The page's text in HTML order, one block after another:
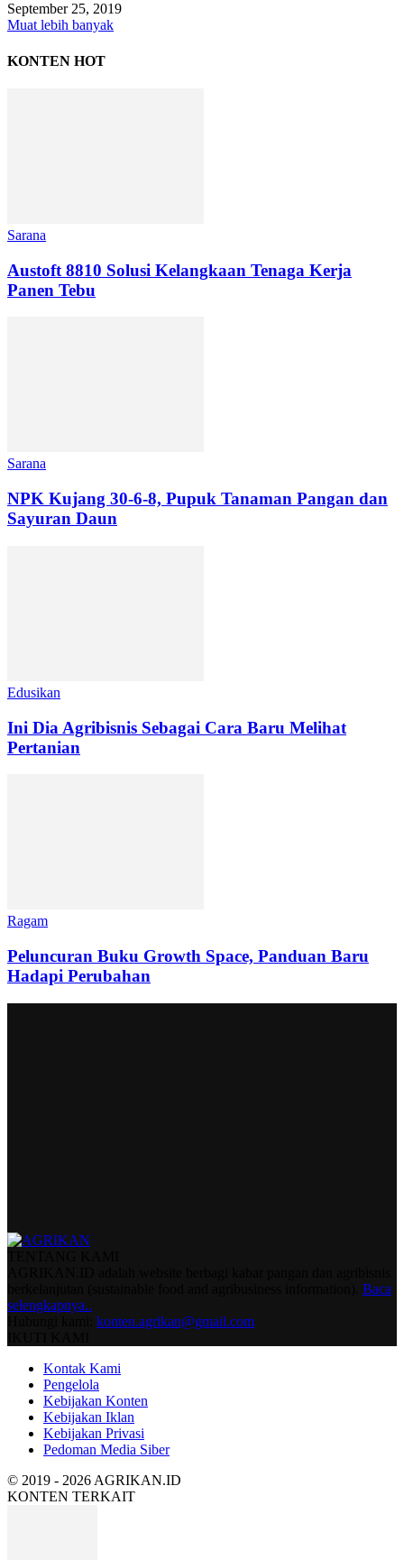
September 25, 2019
Muat lebih banyak
KONTEN HOT
Sarana
Austoft 8810 Solusi Kelangkaan Tenaga Kerja
Panen Tebu
Sarana
NPK Kujang 30-6-8, Pupuk Tanaman Pangan dan
Sayuran Daun
Edusikan
Ini Dia Agribisnis Sebagai Cara Baru Melihat
Pertanian
Ragam
Peluncuran Buku Growth Space, Panduan Baru
Hadapi Perubahan
Baca
selengkapnya..
konten.agrikan@gmail.com
Kontak Kami
Pengelola
Kebijakan Konten
Kebijakan Iklan
Kebijakan Privasi
Pedoman Media Siber
© 2019 - 2026 AGRIKAN.ID
KONTEN TERKAIT